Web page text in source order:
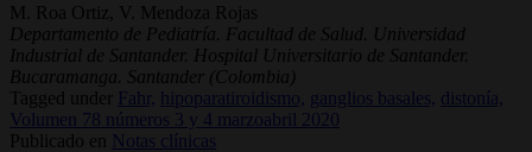
M. Roa Ortiz, V. Mendoza Rojas
Departamento de Pediatría. Facultad de Salud. Universidad
Industrial de Santander. Hospital Universitario de Santander.
Bucaramanga. Santander (Colombia)
Tagged under
Fahr, hipoparatiroidismo, ganglios basales, distonía,
Volumen 78 números 3 y 4 marzoabril 2020
Publicado en
Notas clínicas